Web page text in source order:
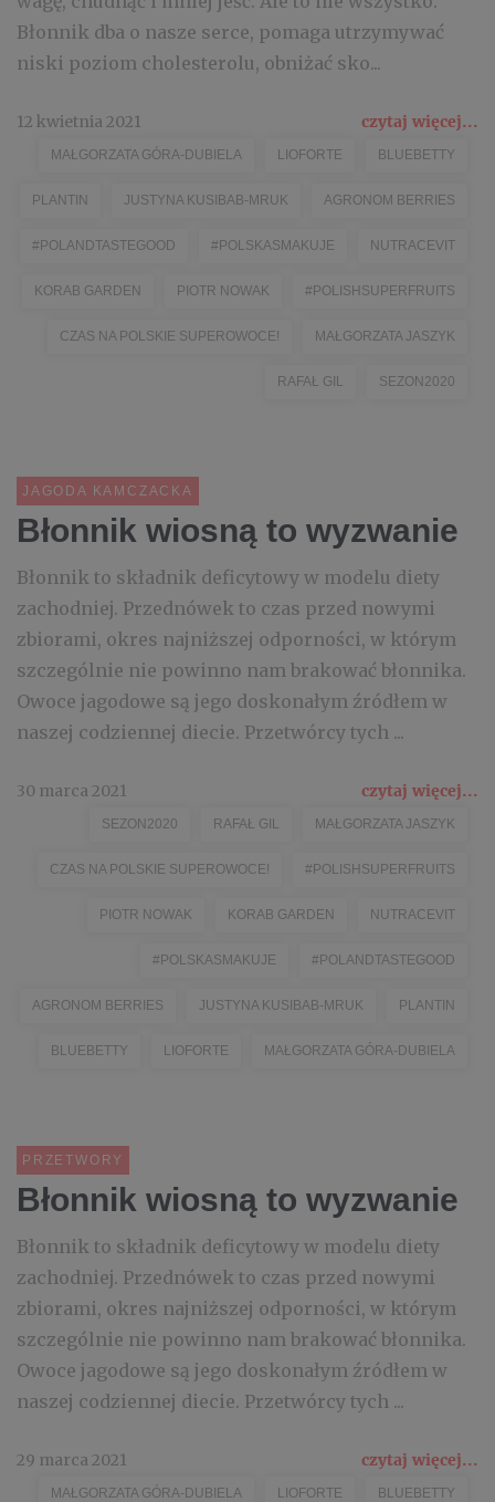
Błonnik dba o nasze serce, pomaga utrzymywać
niski poziom cholesterolu, obniżać sko...
12 kwietnia 2021 czytaj więcej...
MAŁGORZATA GÓRA-DUBIELA LIOFORTE BLUEBETTY
PLANTIN JUSTYNA KUSIBAB-MRUK AGRONOM BERRIES
#POLANDTASTEGOOD #POLSKASMAKUJE NUTRACEVIT
KORAB GARDEN PIOTR NOWAK #POLISHSUPERFRUITS
CZAS NA POLSKIE SUPEROWOCE! MAŁGORZATA JASZYK
RAFAŁ GIL SEZON2020
JAGODA KAMCZACKA
Błonnik wiosną to wyzwanie
Błonnik to składnik deficytowy w modelu diety
zachodniej. Przednówek to czas przed nowymi
zbiorami, okres najniższej odporności, w którym
szczególnie nie powinno nam brakować błonnika.
Owoce jagodowe są jego doskonałym źródłem w
naszej codziennej diecie. Przetwórcy tych ...
30 marca 2021 czytaj więcej...
SEZON2020 RAFAŁ GIL MAŁGORZATA JASZYK
CZAS NA POLSKIE SUPEROWOCE! #POLISHSUPERFRUITS
PIOTR NOWAK KORAB GARDEN NUTRACEVIT
#POLSKASMAKUJE #POLANDTASTEGOOD
AGRONOM BERRIES JUSTYNA KUSIBAB-MRUK PLANTIN
BLUEBETTY LIOFORTE MAŁGORZATA GÓRA-DUBIELA
PRZETWORY
Błonnik wiosną to wyzwanie
Błonnik to składnik deficytowy w modelu diety
zachodniej. Przednówek to czas przed nowymi
zbiorami, okres najniższej odporności, w którym
szczególnie nie powinno nam brakować błonnika.
Owoce jagodowe są jego doskonałym źródłem w
naszej codziennej diecie. Przetwórcy tych ...
29 marca 2021 czytaj więcej...
MAŁGORZATA GÓRA-DUBIELA LIOFORTE BLUEBETTY